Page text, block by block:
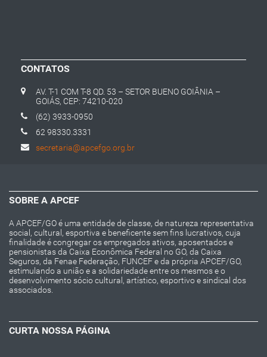
CONTATOS
AV. T-1 COM T-8 QD. 53 – SETOR BUENO GOIÂNIA –
GOIÁS, CEP: 74210-020
(62) 3933-0950
62 98330.3331
secretaria@apcefgo.org.br
SOBRE A APCEF
A APCEF/GO é uma entidade de classe, de natureza representativa
social, cultural, esportiva e beneficente sem fins lucrativos, cuja
finalidade é congregar os empregados ativos, aposentados e
pensionistas da Caixa Econômica Federal no GO, da Caixa
Seguros, da Fenae Federação, FUNCEF e da própria APCEF/GO,
estimulando a união e a solidariedade entre os mesmos e o
desenvolvimento sócio cultural, artístico, esportivo e sindical dos
associados.
CURTA NOSSA PÁGINA